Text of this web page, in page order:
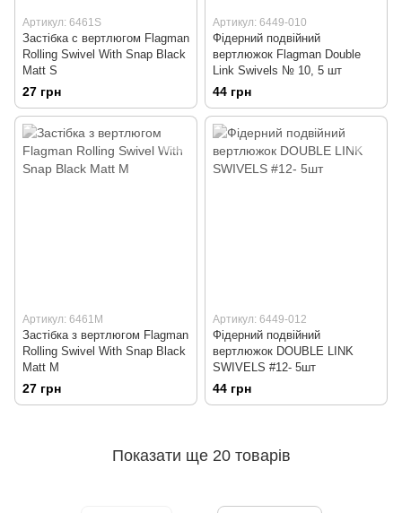
Артикул: 6461S
Застібка с вертлюгом Flagman
Rolling Swivel With Snap Black
Matt S
27 грн
Артикул: 6449-010
Фідерний подвійний
вертлюжок Flagman Double
Link Swivels № 10, 5 шт
44 грн
Артикул: 6461M
Застібка з вертлюгом Flagman
Rolling Swivel With Snap Black
Matt M
27 грн
Артикул: 6449-012
Фiдерний подвiйний
вертлюжок DOUBLE LINK
SWIVELS #12- 5шт
44 грн
Показати ще 20 товарів